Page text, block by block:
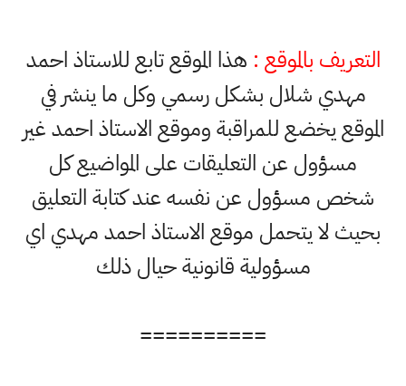
التعريف بالموقع : هذا الموقع تابع للاستاذ احمد
مهدي شلال بشكل رسمي وكل ما ينشر في
الموقع يخضع للمراقبة وموقع الاستاذ احمد غير
مسؤول عن التعليقات على المواضيع كل
شخص مسؤول عن نفسه عند كتابة التعليق
بحيث لا يتحمل موقع الاستاذ احمد مهدي اي
مسؤولية قانونية حيال ذلك
==========